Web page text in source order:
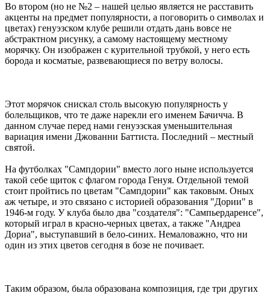
Во втором (но не №2 – нашей целью является не расставить
акценты на предмет популярности, а поговорить о символах и
цветах) генуэзском клубе решили отдать дань вовсе не
абстрактном рисунку, а самому настоящему местному
морячку. Он изображен с курительной трубкой, у него есть
борода и косматые, развевающиеся по ветру волосы.
Этот морячок снискал столь высокую популярность у
болельщиков, что те даже нарекли его именем Бачичча. В
данном случае перед нами генуэзская уменьшительная
вариация имени Джованни Баттиста. Последний – местный
святой.
На футболках "Сампдории" вместо лого ныне используется
такой себе щиток с флагом города Генуя. Отдельной темой
стоит пройтись по цветам "Сампдории" как таковым. Оных
аж четыре, и это связано с историей образования "Дории" в
1946-м году. У клуба было два "создателя": "Сампьердаренсе",
который играл в красно-черных цветах, а также "Андреа
Дориа", выступавший в бело-синих. Немаловажно, что ни
один из этих цветов сегодня в бозе не почивает.
Таким образом, была образована композиция, где три других